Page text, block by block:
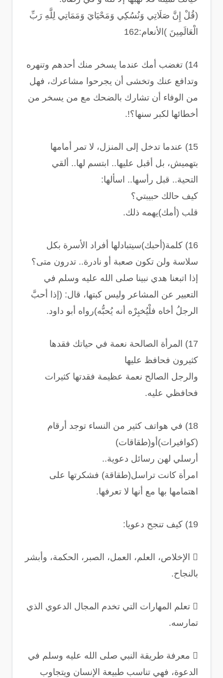
(قُلْ إِنَّ صَلَاتِي وَنُسُكِي وَمَحْيَايَ وَمَمَاتِي لِلَّهِ رَبِّ
الْعَالَمِينَ )الأنعام:162
14) تغضب أمك عندما يسخر منك أحدهم وتنهره
وتدافع عنك وتخشى أن يجرحوا مشاعرك، فهل
من الوفاء أن تشارك بالضحك مع من يسخر من
أخطائها لكبر سنها؟!.
15) عندما تدخل إلى المنزل، لا تمر أمامها
بتهميش، بل أقبل عليها.. ابتسم لها.. ألقي
التحية.. قبل رأسها.. اسألها:
كيف حالك حبيبتي؟
قلب (أمك)يهمه ذلك.
16) كلمة(أحبك)سيتبادلها أفراد الأسرة بكل
سلاسة ولن تكون صعبة أو نادرة.. تدرون متى؟
إذا اتبعنا هدي نبينا صلى الله عليه وسلم في
التعبير عن المشاعر وليس كبتها، قال: (إذا أحبَّ
الرجلُ أخاه فلْيُخبِرْه أنه يُحبُّه)رواه أبو داود.
17) المرأة الصالحة نعمة في حياتك فقدها
كثيرون فحافظ عليها
والرجل الصالح نعمة عظيمة فقدتها كثيرات
فحافظي عليه.
18) في هواتف كثير من النساء توجد أرقام
(كوافيرات)أو(طقاقات)
أرسلي لهن رسائل دعوية..
امرأة كانت تراسل(طقاقة) فشكرتها على
اهتمامها بها مع أنها لا تعرفها.
19) كيف تنجح دعويا:
 الإخلاص، العلم، العمل، الصبر، الحكمة، وأبشر
بالنجاح.
 تعلم المهارات التي تخدم المجال الدعوي الذي
تمارسه.
 معرفة طريقة النبي صلى الله عليه وسلم في
الدعوة، فهي تناسب طبيعة الإنسان ويتجاوب